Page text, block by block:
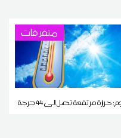
متفرقات
حرارة مرتفعة تصل إلى 44 درجة